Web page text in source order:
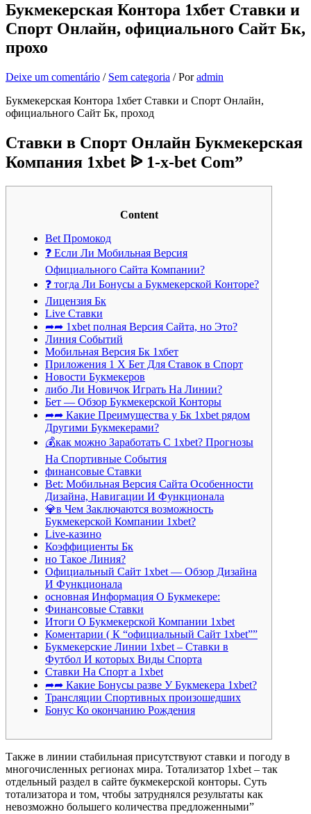
Букмекерская Контора 1хбет Ставки и
Спорт Онлайн, официального Сайт Бк,
прохо
Deixe um comentário / Sem categoria / Poradmin
Букмекерская Контора 1хбет Ставки и Спорт Онлайн,
официального Сайт Бк, проход
Ставки в Спорт Онлайн Букмекерская
Компания 1xbet ᐉ 1-x-bet Com”
Content
Bet Промокод
❓ Если Ли Мобильная Версия
Официального Сайта Компании?
❓ тогда Ли Бонусы а Букмекерской Конторе?
Лицензия Бк
Live Ставки
➦➦ 1xbet полная Версия Сайта, но Это?
Линия Событий
Мобильная Версия Бк 1хбет
Приложения 1 Х Бет Для Ставок в Спорт
Новости Букмекеров
либо Ли Новичок Играть На Линии?
Бет — Обзор Букмекерской Конторы
➦➦ Какие Преимущества у Бк 1xbet рядом
Другими Букмекерами?
💰как можно Заработать С 1xbet? Прогнозы
На Спортивные События
финансовые Ставки
Bet: Мобильная Версия Сайта Особенности
Дизайна, Навигации И Функционала
💎в Чем Заключаются возможность
Букмекерской Компании 1xbet?
Live-казино
Коэффициенты Бк
но Такое Линия?
Официальный Сайт 1xbet — Обзор Дизайна
И Функционала
основная Информация О Букмекере:
Финансовые Ставки
Итоги О Букмекерской Компании 1xbet
Коментарии ( К “официальный Сайт 1xbet””
Букмекерские Линии 1xbet – Ставки в
Футбол И которых Виды Спорта
Ставки На Спорт а 1xbet
➦➦ Какие Бонусы разве У Букмекера 1xbet?
Трансляции Спортивных произошедших
Бонус Ко окончанию Рождения
Также в линии стабильная присутствуют ставки и погоду в
многочисленных регионах мира. Тотализатор 1xbet – так
отдельный раздел в сайте букмекерской конторы. Суть
тотализатора и том, чтобы затруднялся результаты как
невозможно большего количества предложенными”